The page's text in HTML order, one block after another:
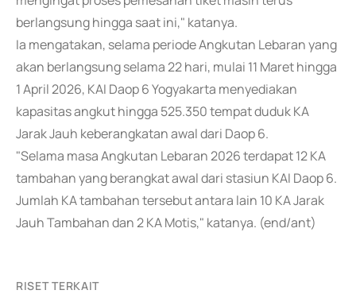
berlangsung hingga saat ini," katanya.
Ia mengatakan, selama periode Angkutan Lebaran yang
akan berlangsung selama 22 hari, mulai 11 Maret hingga
1 April 2026, KAI Daop 6 Yogyakarta menyediakan
kapasitas angkut hingga 525.350 tempat duduk KA
Jarak Jauh keberangkatan awal dari Daop 6.
"Selama masa Angkutan Lebaran 2026 terdapat 12 KA
tambahan yang berangkat awal dari stasiun KAI Daop 6.
Jumlah KA tambahan tersebut antara lain 10 KA Jarak
Jauh Tambahan dan 2 KA Motis," katanya. (end/ant)
RISET TERKAIT